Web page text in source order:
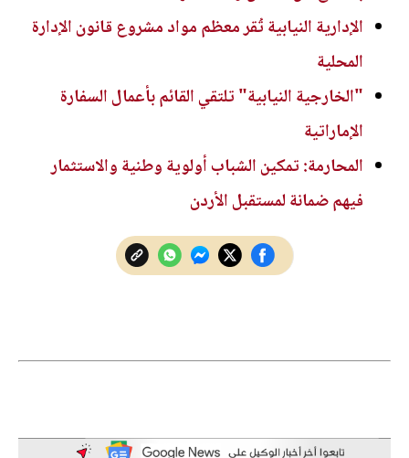
الإدارية النيابية تُقر معظم مواد مشروع قانون الإدارة
المحلية
"الخارجية النيابية" تلتقي القائم بأعمال السفارة
الإماراتية
المحارمة: تمكين الشباب أولوية وطنية والاستثمار
فيهم ضمانة لمستقبل الأردن